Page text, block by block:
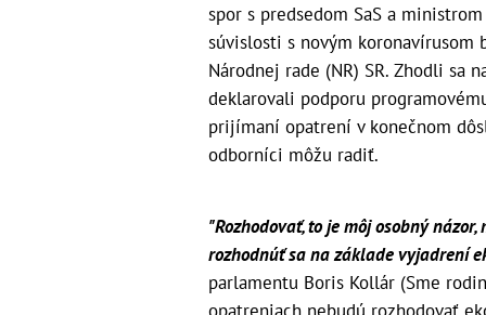
spor s predsedom SaS a
súvislosti s novým koronavírusom
Národnej rade (NR) SR. Zhodli sa
deklarovali podporu
prijímaní opatrení v konečnom
odborníci môžu radiť.
"Rozhodovať, to je môj osobný
rozhodnúť sa na základe vyjadrení
parlamentu Boris Kollár (Sme